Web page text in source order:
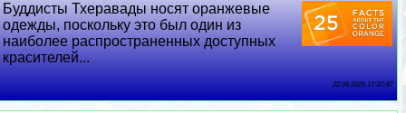
Буддисты Тхеравады носят оранжевые
одежды, поскольку это был один из
наиболее распространенных доступных
красителей...
22 06 2026 17:37:47